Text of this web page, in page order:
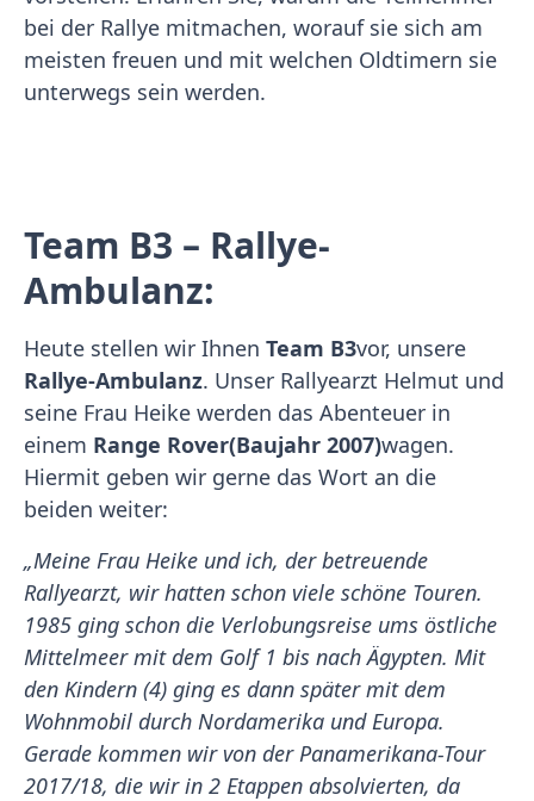
bei der Rallye mitmachen, worauf sie sich am
meisten freuen und mit welchen Oldtimern sie
unterwegs sein werden.
Team B3 – Rallye-
Ambulanz:
Heute stellen wir Ihnen Team B3vor, unsere
Rallye-Ambulanz. Unser Rallyearzt Helmut und
seine Frau Heike werden das Abenteuer in
einem Range Rover(Baujahr 2007)wagen.
Hiermit geben wir gerne das Wort an die
beiden weiter:
„Meine Frau Heike und ich, der betreuende
Rallyearzt, wir hatten schon viele schöne Touren.
1985 ging schon die Verlobungsreise ums östliche
Mittelmeer mit dem Golf 1 bis nach Ägypten. Mit
den Kindern (4) ging es dann später mit dem
Wohnmobil durch Nordamerika und Europa.
Gerade kommen wir von der Panamerikana-Tour
2017/18, die wir in 2 Etappen absolvierten, da